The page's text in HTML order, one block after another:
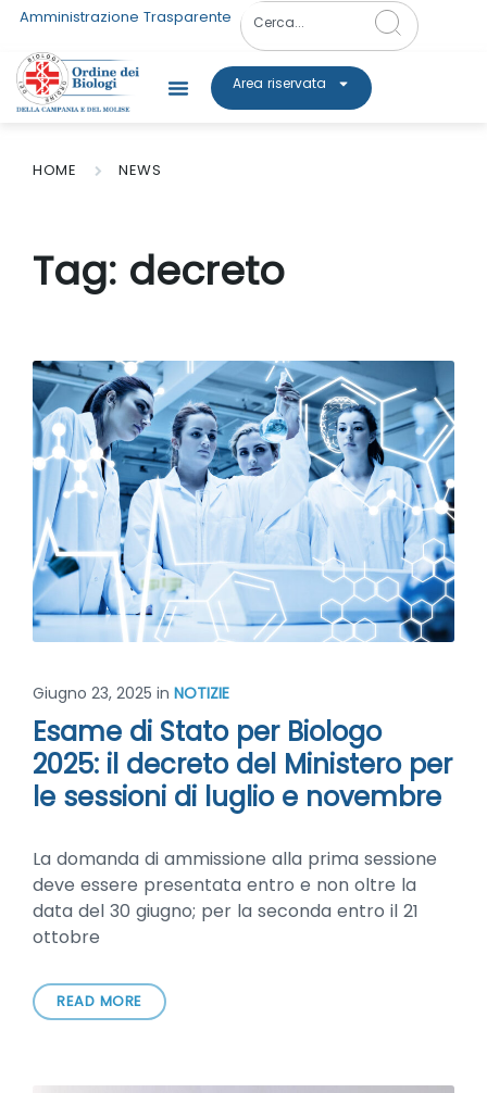
Amministrazione Trasparente
Area riservata
HOME NEWS
Tag: decreto
Giugno 23, 2025 in NOTIZIE
Esame di Stato per Biologo
2025: il decreto del Ministero per
le sessioni di luglio e novembre
La domanda di ammissione alla prima sessione
deve essere presentata entro e non oltre la
data del 30 giugno; per la seconda entro il 21
ottobre
READ MORE